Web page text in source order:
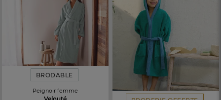
BRODABLE
Peignoir femme